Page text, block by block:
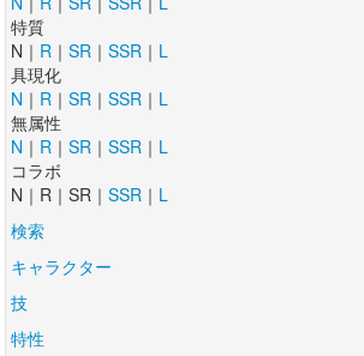
特質
N｜ R ｜ SR ｜ SSR ｜ L
具現化
N ｜ R ｜ SR ｜ SSR ｜ L
無属性
N ｜ R ｜ SR ｜ SSR ｜ L
コラボ
N｜R｜SR｜ SSR ｜ L
検索
キャラクター
技
特性